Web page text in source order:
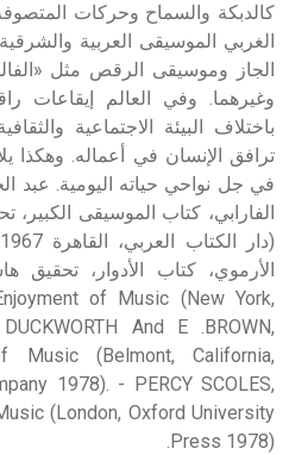
كالدبكة والسماح وحركات
الغربي الموسيقى العربية
وغيرهما. وفي العالم إيقاعات
باختلاف البيئة الاجتماعية
ترافق الإنسان في أعماله. وهكذا
في جل نواحي حياته اليومية. عبد
الفارابي، كتاب الموسيقى
of Music (New York,
And E .BROWN,
Music (Belmont, California,
1978). - PERCY SCOLES,
(London, Oxford University
Press 1978).